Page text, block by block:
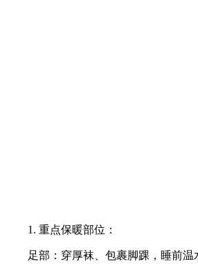
1. 重点保暖部位：
足部：穿厚袜、包裹脚踝，睡前温